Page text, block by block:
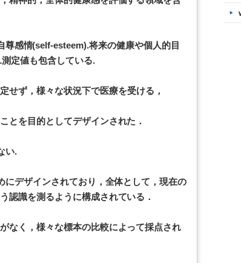
感情(self-esteem).将来の健康や個人的目
定値も包含している.
ず，様々な状況下で医療を受ける，
とを目的としてデザインされた．
い.
デザインされており，全体として，現在の
認識を測るように構成されている．
なく，様々な標本の比較によって採点され